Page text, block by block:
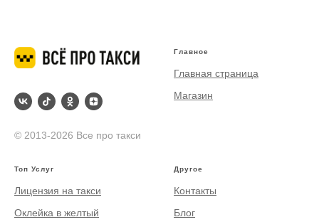
© 2013-2026 Все про такси
Главное
Главная страница
Магазин
Топ Услуг
Лицензия на такси
Оклейка в желтый
Другое
Контакты
Блог